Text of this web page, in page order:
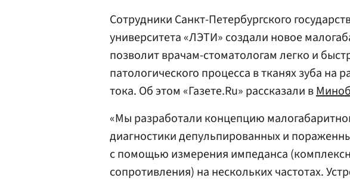
Сотрудники Санкт-Петербургского
университета «ЛЭТИ» создали новое
позволит врачам-стоматологам легко и
патологического процесса в тканях зуба на
тока. Об этом «Газете.Ru» рассказали в
«Мы разработали концепцию
диагностики депульпированных и
с помощью измерения импеданса
сопротивления) на нескольких частотах.